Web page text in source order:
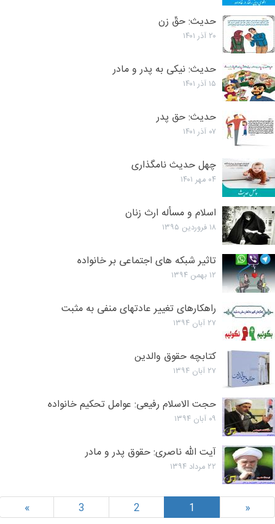
حدیث: حقّ زن
۲۰ آذر ۱۴۰۱
حدیث: نیکی به پدر و مادر
۱۵ آذر ۱۴۰۱
حدیث: حق پدر
۰۷ آذر ۱۴۰۱
چهل حدیث نامگذاری
۰۴ مهر ۱۴۰۱
اسلام و مسأله ارث زنان
۱۸ فروردین ۱۳۹۵
تاثیر شبکه های اجتماعی بر خانواده
۱۲ بهمن ۱۳۹۴
راهکارهای تغییر عادتهای منفی به مثبت
۲۷ آبان ۱۳۹۴
کتابچه حقوق والدین
۲۷ آبان ۱۳۹۴
حجت الاسلام رفیعی: عوامل تحکیم خانواده
۰۹ آبان ۱۳۹۴
آیت الله ناصری: حقوق پدر و مادر
۲۲ مرداد ۱۳۹۴
«
1
2
3
»